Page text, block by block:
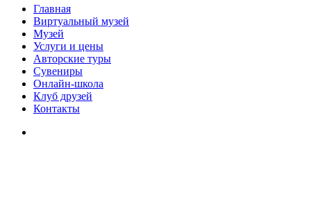
Главная
Виртуальный музей
Музей
Услуги и цены
Авторские туры
Сувениры
Онлайн-школа
Клуб друзей
Контакты